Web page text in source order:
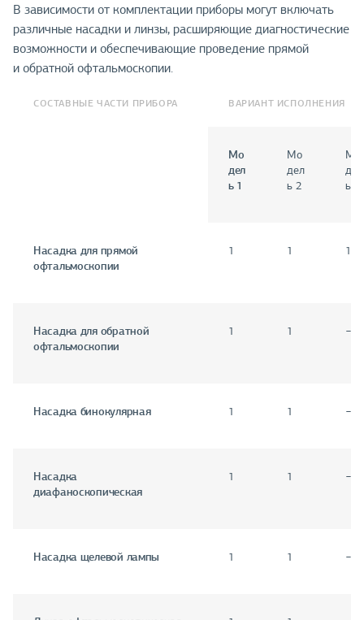
В зависимости от комплектации приборы могут включать
различные насадки и линзы, расширяющие диагностические
возможности и обеспечивающие проведение прямой
и обратной офтальмоскопии.
СОСТАВНЫЕ ЧАСТИ ПРИБОРА ВАРИАНТ ИСПОЛНЕНИЯ
Мо
дел
ь 1
Мо
дел
ь 2
Мо
дел
ь 3
Насадка для прямой
офтальмоскопии
1 1 1
Насадка для обратной
офтальмоскопии
1 1 −
Насадка бинокулярная 1 1 −
Насадка
диафаноскопическая
1 1 −
Насадка щелевой лампы 1 1 −